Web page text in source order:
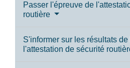
Passer l'épreuve de
routière
S'informer sur les résultats
l'attestation de sécurité